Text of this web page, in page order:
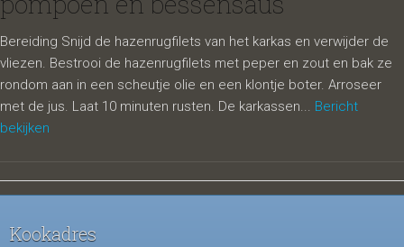
Bereiding Snijd de hazenrugfilets van het karkas en verwijder de
vliezen. Bestrooi de hazenrugfilets met peper en zout en bak ze
rondom aan in een scheutje olie en een klontje boter. Arroseer
met de jus. Laat 10 minuten rusten. De karkassen... Bericht
bekijken
Kookadres